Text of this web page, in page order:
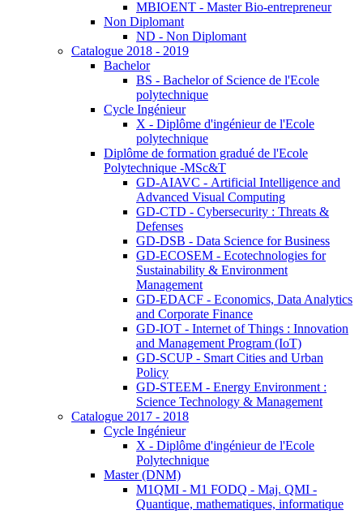
MBIOENT - Master Bio-entrepreneur
Non Diplomant
ND - Non Diplomant
Catalogue 2018 - 2019
Bachelor
BS - Bachelor of Science de l'Ecole
polytechnique
Cycle Ingénieur
X - Diplôme d'ingénieur de l'Ecole
polytechnique
Diplôme de formation gradué de l'Ecole
Polytechnique -MSc&T
GD-AIAVC - Artificial Intelligence and
Advanced Visual Computing
GD-CTD - Cybersecurity : Threats &
Defenses
GD-DSB - Data Science for Business
GD-ECOSEM - Ecotechnologies for
Sustainability & Environment
Management
GD-EDACF - Economics, Data Analytics
and Corporate Finance
GD-IOT - Internet of Things : Innovation
and Management Program (IoT)
GD-SCUP - Smart Cities and Urban
Policy
GD-STEEM - Energy Environment :
Science Technology & Management
Catalogue 2017 - 2018
Cycle Ingénieur
X - Diplôme d'ingénieur de l'Ecole
Polytechnique
Master (DNM)
M1QMI - M1 FODQ - Maj. QMI -
Quantique, mathematiques, informatique